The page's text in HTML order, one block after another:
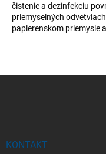
čistenie a dezinfekciu
priemyselných
papierenskom priemysle
KONTAKT